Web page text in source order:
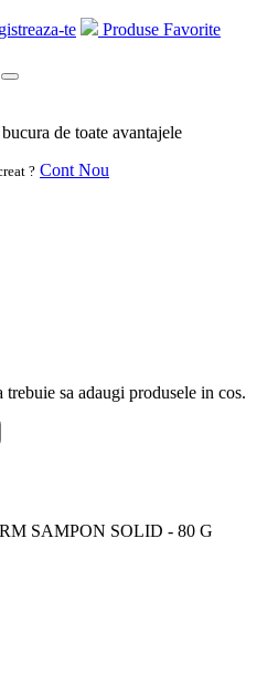
te Produse Favorite
de toate avantajele
? Cont Nou
trebuie sa adaugi produsele in cos.
SAMPON SOLID - 80 G